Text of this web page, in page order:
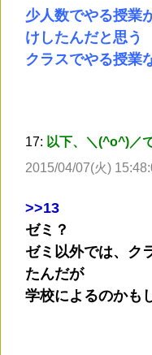
少人数でやる授業
けしたんだと思う
クラスでやる授業
17: 以下、＼(^o^)／
2015/04/07(火)
>>13
ゼミ？
ゼミ以外では、ク
たんだが
学校によるのかも